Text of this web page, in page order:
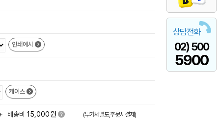
상담전화
02) 500
5900
인쇄예시
케이스
배송비 15,000원 (부가세별도,주문시결제)